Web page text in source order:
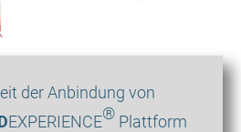
der Anbindung von
EXPERIENCE® Plattform